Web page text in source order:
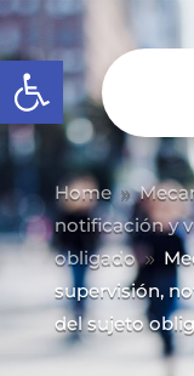
Abrir barra de
Home 9
notificación y
obligado 9
supervisión,
del sujeto